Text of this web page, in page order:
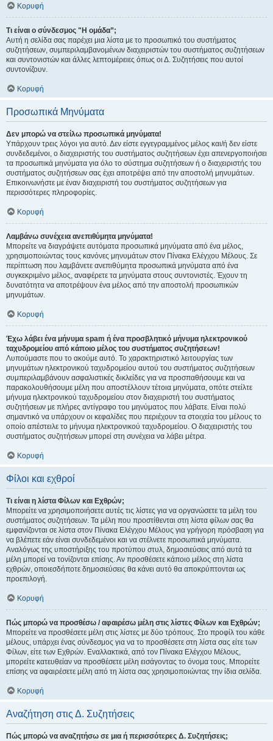
Κορυφή
Τι είναι ο σύνδεσμος "Η ομάδα”;
Αυτή η σελίδα σας παρέχει μια λίστα με το προσωπικό του συστήματος
συζητήσεων, συμπεριλαμβανομένων διαχειριστών του συστήματος συζητήσεων
και συντονιστών και άλλες λεπτομέρειες όπως οι Δ. Συζητήσεις που αυτοί
συντονίζουν.
Κορυφή
Προσωπικά Μηνύματα
Δεν μπορώ να στείλω προσωπικά μηνύματα!
Υπάρχουν τρεις λόγοι για αυτό. Δεν είστε εγγεγραμμένος μέλος και/ή δεν είστε
συνδεδεμένοι, ο διαχειριστής του συστήματος συζητήσεων έχει απενεργοποιήσει
τα προσωπικά μηνύματα για όλο το σύστημα συζητήσεων ή ο διαχειριστής του
συστήματος συζητήσεων σας έχει αποτρέψει από την αποστολή μηνυμάτων.
Επικοινωνήστε με έναν διαχειριστή του συστήματος συζητήσεων για
περισσότερες πληροφορίες.
Κορυφή
Λαμβάνω συνέχεια ανεπιθύμητα μηνύματα!
Μπορείτε να διαγράψετε αυτόματα προσωπικά μηνύματα από ένα μέλος,
χρησιμοποιώντας τους κανόνες μηνυμάτων στον Πίνακα Ελέγχου Μέλους. Σε
περίπτωση που λαμβάνετε ανεπιθύμητα προσωπικά μηνύματα από ένα
συγκεκριμένο μέλος, αναφέρετε τα μηνύματα στους συντονιστές. Έχουν τη
δυνατότητα να αποτρέψουν ένα μέλος από την αποστολή προσωπικών
μηνυμάτων.
Κορυφή
Έχω λάβει ένα μήνυμα spam ή ένα προσβλητικό μήνυμα ηλεκτρονικού
ταχυδρομείου από κάποιο μέλος του συστήματος συζητήσεων!
Λυπούμαστε που το ακούμε αυτό. Το χαρακτηριστικό λειτουργίας των
μηνυμάτων ηλεκτρονικού ταχυδρομείου αυτού του συστήματος συζητήσεων
συμπεριλαμβάνουν ασφαλιστικές δικλείδες για να προσπαθήσουμε και να
παρακολουθήσουμε μέλη που αποστέλλουν τέτοια μηνύματα, οπότε στείλτε
μήνυμα ηλεκτρονικού ταχυδρομείου στον διαχειριστή του συστήματος
συζητήσεων με πλήρες αντίγραφο του μηνύματος που λάβατε. Είναι πολύ
σημαντικό να υπάρχουν οι κεφαλίδες που περιέχουν τα στοιχεία του μέλους το
οποίο απέστειλε το μήνυμα ηλεκτρονικού ταχυδρομείου. Ο διαχειριστής του
συστήματος συζητήσεων μπορεί στη συνέχεια να λάβει μέτρα.
Κορυφή
Φίλοι και εχθροί
Τι είναι η λίστα Φίλων και Εχθρών;
Μπορείτε να χρησιμοποιήσετε αυτές τις λίστες για να οργανώσετε τα μέλη του
συστήματος συζητήσεων. Τα μέλη που προστίθενται στη λίστα φίλων σας θα
εμφανίζονται σε λίστα στον Πίνακα Ελέγχου Μέλους για γρήγορη πρόσβαση για
να βλέπετε εάν είναι συνδεδεμένοι και να στέλνετε προσωπικά μηνύματα.
Αναλόγως της υποστήριξης του προτύπου στυλ, δημοσιεύσεις από αυτά τα
μέλη μπορεί να τονίζονται επίσης. Αν προσθέσετε κάποιο μέλος στη λίστα
εχθρών, οποιεσδήποτε δημοσιεύσεις θα κάνει αυτό θα αποκρύπτονται ως
προεπιλογή.
Κορυφή
Πώς μπορώ να προσθέσω / αφαιρέσω μέλη στις λίστες Φίλων και Εχθρών;
Μπορείτε να προσθέσετε μέλη στις λίστες με δύο τρόπους. Στο προφίλ του κάθε
μέλους, υπάρχει ένας σύνδεσμος για να το προσθέσετε στη λίστα σας είτε των
Φίλων, είτε των Εχθρών. Εναλλακτικά, από τον Πίνακα Ελέγχου Μέλους,
μπορείτε κατευθείαν να προσθέσετε μέλη εισάγοντας το όνομα τους. Μπορείτε
επίσης να αφαιρέσετε μέλη από τη λίστα σας χρησιμοποιώντας την ίδια σελίδα.
Κορυφή
Αναζήτηση στις Δ. Συζητήσεις
Πώς μπορώ να αναζητήσω σε μια ή περισσότερες Δ. Συζητήσεις;